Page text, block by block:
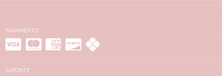
PAGAMENTO
SUPORTE